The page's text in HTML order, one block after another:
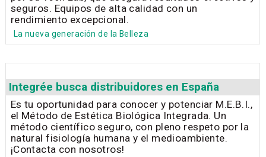
seguros. Equipos de alta calidad con un
rendimiento excepcional.
La nueva generación de la Belleza
Integrée busca distribuidores en España
Es tu oportunidad para conocer y potenciar M.E.B.I.,
el Método de Estética Biológica Integrada. Un
método científico seguro, con pleno respeto por la
natural fisiología humana y el medioambiente.
¡Contacta con nosotros!